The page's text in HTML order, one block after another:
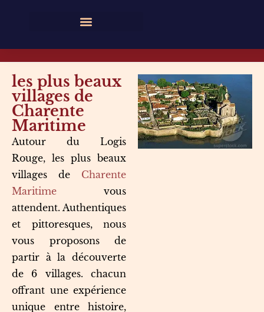
les plus beaux
villages de
Charente
Maritime
Autour du Logis
Rouge, les plus beaux
villages de Charente
Maritime vous
attendent. Authentiques
et pittoresques, nous
vous proposons de
partir à la découverte
de 6 villages. chacun
offrant une expérience
unique entre histoire,